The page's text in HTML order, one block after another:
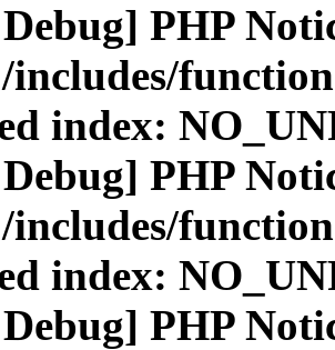
PHP
index:
PHP
index:
PHP